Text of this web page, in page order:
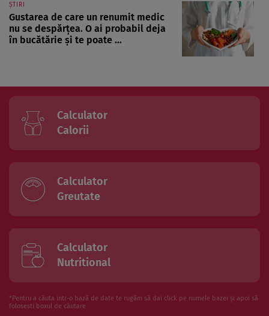
ȘTIRI
Gustarea de care un renumit medic
nu se despărțea. O ai probabil deja
în bucătărie și te poate ...
Calculator
Calorii
Calculator
Greutate
Calculator
Nutritional
*Pentru a căuta intr-o bază de date te rugăm să dai click pe numele bazei și apoi să
folosesti boxul de căutare